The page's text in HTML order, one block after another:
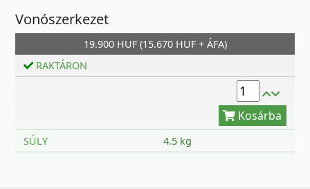
Vonószerkezet
19.900 HUF (15.670 HUF + ÁFA)
RAKTÁRON
SÚLY 4.5 kg